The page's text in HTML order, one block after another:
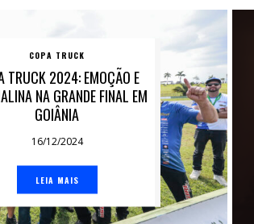
COPA TRUCK
TRUCK 2024: EMOÇÃO E
NA GRANDE FINAL EM
GOIÂNIA
16/12/2024
LEIA MAIS